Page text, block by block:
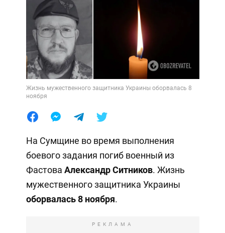
Жизнь мужественного защитника Украины оборвалась 8
ноября
На Сумщине во время выполнения
боевого задания погиб военный из
Фастова Александр Ситников. Жизнь
мужественного защитника Украины
оборвалась 8 ноября.
РЕКЛАМА